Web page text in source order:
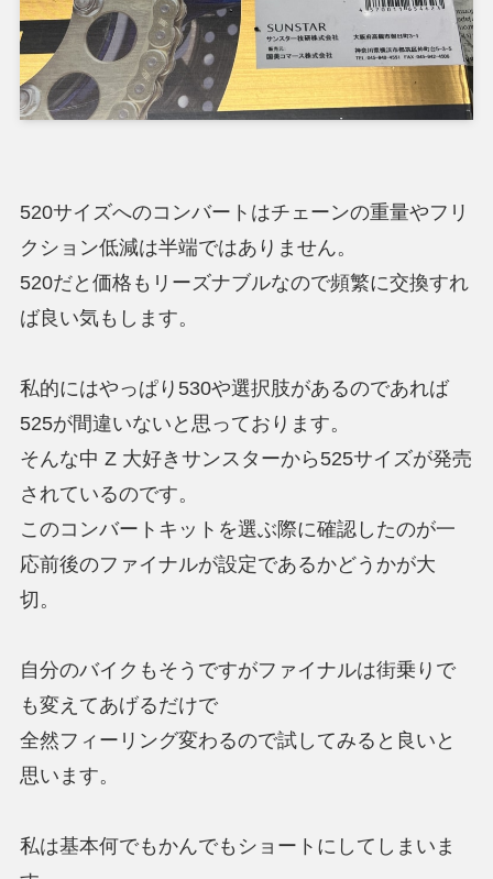
520サイズへのコンバートはチェーンの重量やフリ
クション低減は半端ではありません。
520だと価格もリーズナブルなので頻繁に交換すれ
ば良い気もします。
私的にはやっぱり530や選択肢があるのであれば
525が間違いないと思っております。
そんな中 Z 大好きサンスターから525サイズが発売
されているのです。
このコンバートキットを選ぶ際に確認したのが一
応前後のファイナルが設定であるかどうかが大
切。
自分のバイクもそうですがファイナルは街乗りで
も変えてあげるだけで
全然フィーリング変わるので試してみると良いと
思います。
私は基本何でもかんでもショートにしてしまいま